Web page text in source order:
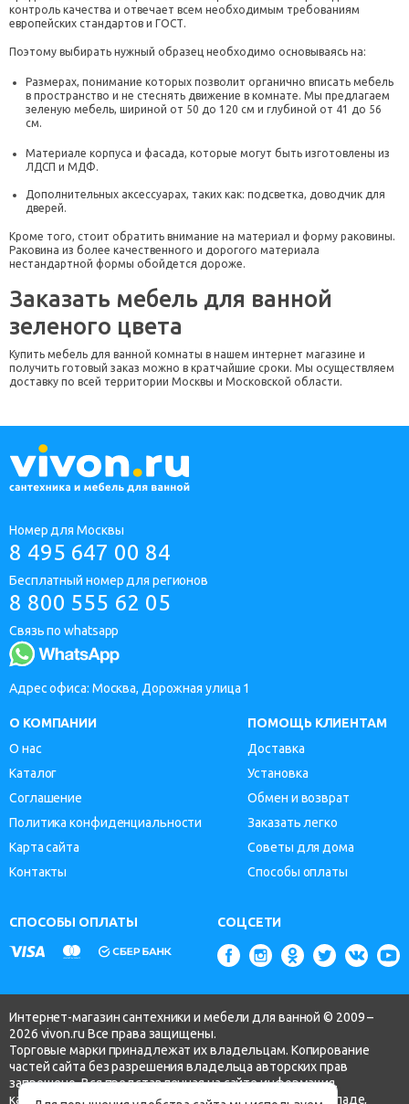
контроль качества и отвечает всем необходимым требованиям
европейских стандартов и ГОСТ.
Поэтому выбирать нужный образец необходимо основываясь на:
Размерах, понимание которых позволит органично вписать мебель
в пространство и не стеснять движение в комнате. Мы предлагаем
зеленую мебель, шириной от 50 до 120 см и глубиной от 41 до 56
см.
Материале корпуса и фасада, которые могут быть изготовлены из
ЛДСП и МДФ.
Дополнительных аксессуарах, таких как: подсветка, доводчик для
дверей.
Кроме того, стоит обратить внимание на материал и форму раковины.
Раковина из более качественного и дорогого материала
нестандартной формы обойдется дороже.
Заказать мебель для ванной
зеленого цвета
Купить мебель для ванной комнаты в нашем интернет магазине и
получить готовый заказ можно в кратчайшие сроки. Мы осуществляем
доставку по всей территории Москвы и Московской области.
Номер для Москвы
8 495 647 00 84
Бесплатный номер для регионов
8 800 555 62 05
Связь по whatsapp
Адрес офиса: Москва, Дорожная улица 1
О КОМПАНИИ
О нас
Каталог
Соглашение
Политика конфиденциальности
Карта сайта
Контакты
ПОМОЩЬ КЛИЕНТАМ
Доставка
Установка
Обмен и возврат
Заказать легко
Советы для дома
Способы оплаты
СПОСОБЫ ОПЛАТЫ СОЦСЕТИ
Интернет-магазин сантехники и мебели для ванной © 2009 –
2026 vivon.ru Все права защищены.
Торговые марки принадлежат их владельцам. Копирование
частей сайта без разрешения владельца авторских прав
запрещено. Вся представленная на сайте информация,
касающаяся технических характеристик, наличия на складе,